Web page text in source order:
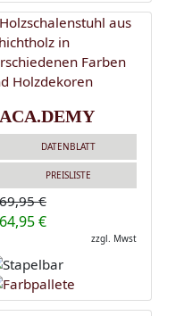
ACA.DEMY
DATENBLATT
PREISLISTE
69,95 €
64,95 €
zzgl. Mwst